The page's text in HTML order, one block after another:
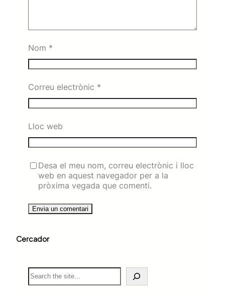
Nom *
Correu electrònic *
Lloc web
Desa el meu nom, correu electrònic i lloc
web en aquest navegador per a la
pròxima vegada que comenti.
Cercador
S
e